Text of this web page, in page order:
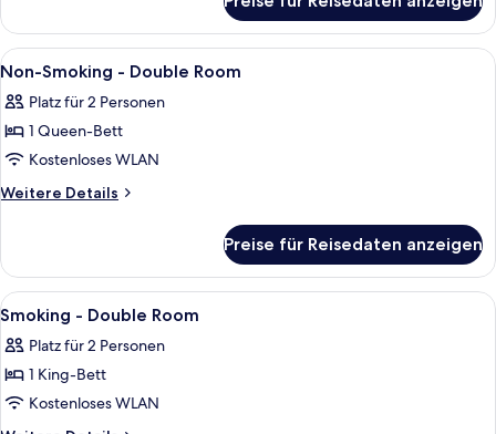
anzeigen
Room
Non-
Alle
Fotos
für
Non-
Smoking
-
anzeigen
Zimmersafe, Schreibtisch,
2
Non-Smoking - Double Room
Platz für 2 Personen
1 Queen-Bett
Kostenloses WLAN
Weitere Details
Weitere
Smoking
Double
Preise für Reisedaten anzeigen
Alle
Fotos
für
Smoking
-
Zimmersafe, Schreibtisch,
1
Smoking - Double Room
Platz für 2 Personen
1 King-Bett
Kostenloses WLAN